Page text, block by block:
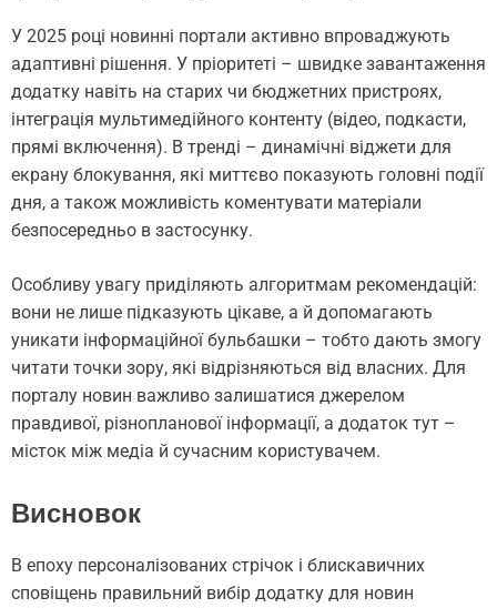
У 2025 році новинні портали активно впроваджують
адаптивні рішення. У пріоритеті – швидке завантаження
додатку навіть на старих чи бюджетних пристроях,
інтеграція мультимедійного контенту (відео, подкасти,
прямі включення). В тренді – динамічні віджети для
екрану блокування, які миттєво показують головні події
дня, а також можливість коментувати матеріали
безпосередньо в застосунку.
Особливу увагу приділяють алгоритмам рекомендацій:
вони не лише підказують цікаве, а й допомагають
уникати інформаційної бульбашки – тобто дають змогу
читати точки зору, які відрізняються від власних. Для
порталу новин важливо залишатися джерелом
правдивої, різнопланової інформації, а додаток тут –
місток між медіа й сучасним користувачем.
Висновок
В епоху персоналізованих стрічок і блискавичних
сповіщень правильний вибір додатку для новин